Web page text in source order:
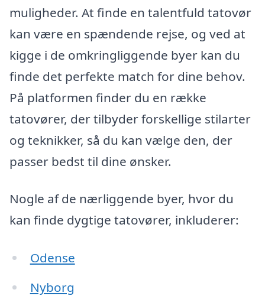
muligheder. At finde en talentfuld tatovør
kan være en spændende rejse, og ved at
kigge i de omkringliggende byer kan du
finde det perfekte match for dine behov.
På platformen finder du en række
tatovører, der tilbyder forskellige stilarter
og teknikker, så du kan vælge den, der
passer bedst til dine ønsker.
Nogle af de nærliggende byer, hvor du
kan finde dygtige tatovører, inkluderer:
Odense
Nyborg